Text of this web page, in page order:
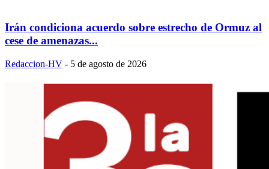
Irán condiciona acuerdo sobre estrecho de Ormuz al
cese de amenazas...
Redaccion-HV - 5 de agosto de 2026